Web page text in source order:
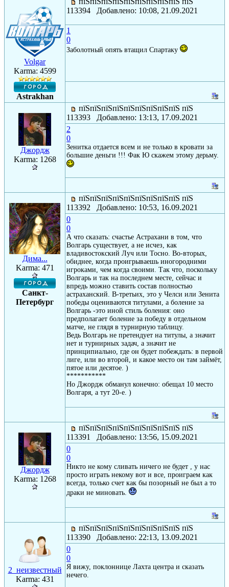
Volgar
Karma: 4599
Astrakhan
113394 Добавлено: 10:08, 21.09.2021
1
0
Заболотный опять втащил Спартаку
Джордж
Karma: 1268
пїЅпїЅпїЅпїЅпїЅпїЅпїЅпїЅпїЅ пїЅ
113393 Добавлено: 13:13, 17.09.2021
2
0
Зенитка отдается всем и не только в кровати за
большие деньги !!! Фак Ю скажем этому дерьму.
Дима...
Karma: 471
Санкт-
Петербург
пїЅпїЅпїЅпїЅпїЅпїЅпїЅпїЅпїЅ пїЅ
113392 Добавлено: 10:53, 16.09.2021
0
0
А что сказать: счастье Астрахани в том, что
Волгарь существует, а не исчез, как
владивостокский Луч или Тосно. Во-вторых,
обиднее, когда проигрываешь иногородними
игроками, чем когда своими. Так что, поскольку
Волгарь и так на последнем месте, сейчас и
впредь можно ставить состав полностью
астраханский. В-третьих, это у Челси или Зенита
победы оцениваются титулами, а боление за
Волгарь -это иной стиль боления: оно
предполагает боление за победу в отдельном
матче, не глядя в турнирную таблицу.
Ведь Волгарь не претендует на титулы, а значит
нет и турнирных задач, а значит не
принципиально, где он будет побеждать: в первой
лиге, или во второй, и какое место он там займёт,
пятое или десятое. )
***********
Но Джордж обманул конечно: обещал 10 место
Волгаря, а тут 20-е. )
Джордж
Karma: 1268
пїЅпїЅпїЅпїЅпїЅпїЅпїЅпїЅпїЅ пїЅ
113391 Добавлено: 13:56, 15.09.2021
0
0
Никто не кому сливать ничего не будет , у нас
просто играть некому вот и все, проиграем как
всегда, только счет как бы позорный не был а то
драки не миновать.
2_неизвестный
Karma: 431
пїЅпїЅпїЅпїЅпїЅпїЅпїЅпїЅпїЅ пїЅ
113390 Добавлено: 22:13, 13.09.2021
0
0
Я вижу, поклоннице Лахта центра и сказать
нечего.